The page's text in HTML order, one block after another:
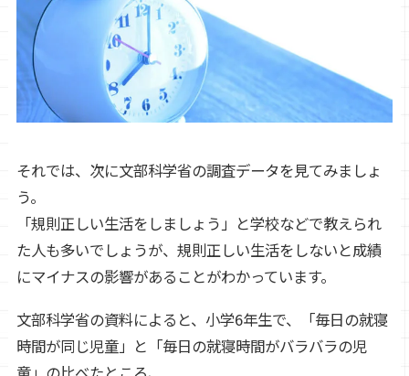
それでは、次に文部科学省の調査データを見てみましょ
う。
「規則正しい生活をしましょう」と学校などで教えられ
た人も多いでしょうが、規則正しい生活をしないと成績
にマイナスの影響があることがわかっています。
文部科学省の資料によると、小学6年生で、「毎日の就寝
時間が同じ児童」と「毎日の就寝時間がバラバラの児